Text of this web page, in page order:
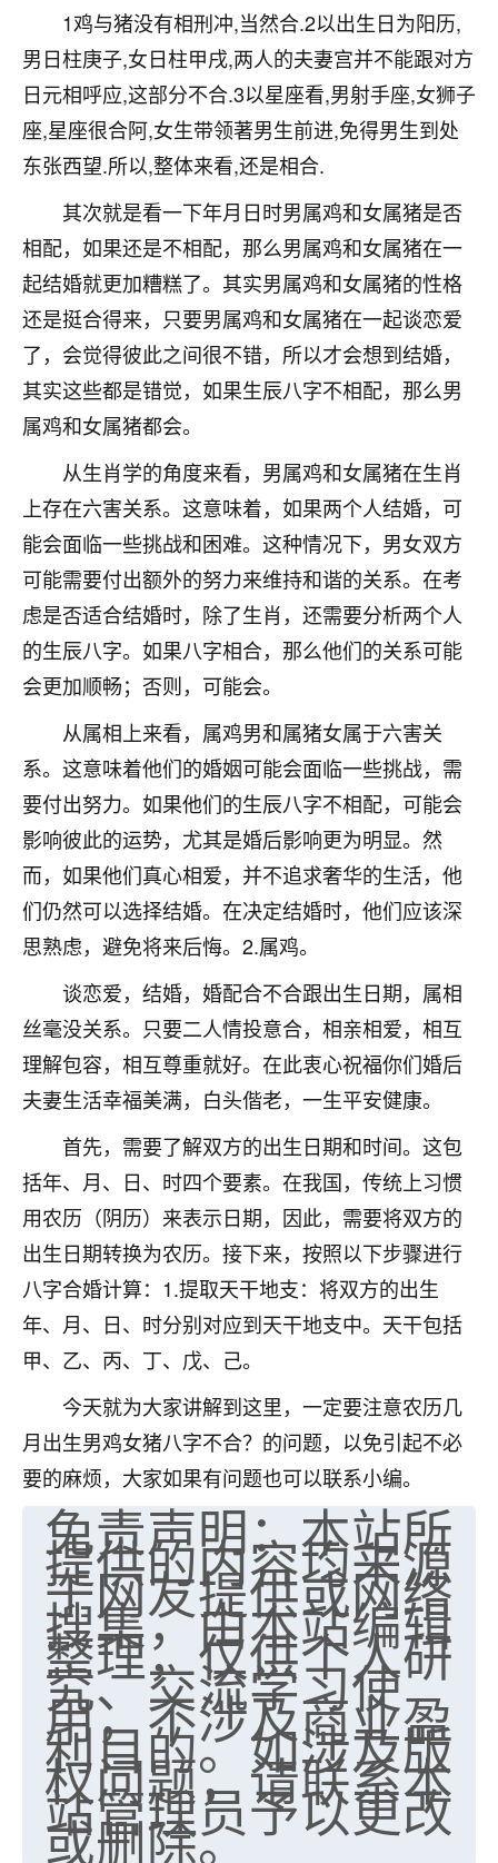
1鸡与猪没有相刑冲,当然合.2以出生日为阳历,
男日柱庚子,女日柱甲戌,两人的夫妻宫并不能跟对方
日元相呼应,这部分不合.3以星座看,男射手座,女狮子
座,星座很合阿,女生带领著男生前进,免得男生到处
东张西望.所以,整体来看,还是相合.
其次就是看一下年月日时男属鸡和女属猪是否
相配，如果还是不相配，那么男属鸡和女属猪在一
起结婚就更加糟糕了。其实男属鸡和女属猪的性格
还是挺合得来，只要男属鸡和女属猪在一起谈恋爱
了，会觉得彼此之间很不错，所以才会想到结婚，
其实这些都是错觉，如果生辰八字不相配，那么男
属鸡和女属猪都会。
从生肖学的角度来看，男属鸡和女属猪在生肖
上存在六害关系。这意味着，如果两个人结婚，可
能会面临一些挑战和困难。这种情况下，男女双方
可能需要付出额外的努力来维持和谐的关系。在考
虑是否适合结婚时，除了生肖，还需要分析两个人
的生辰八字。如果八字相合，那么他们的关系可能
会更加顺畅；否则，可能会。
从属相上来看，属鸡男和属猪女属于六害关
系。这意味着他们的婚姻可能会面临一些挑战，需
要付出努力。如果他们的生辰八字不相配，可能会
影响彼此的运势，尤其是婚后影响更为明显。然
而，如果他们真心相爱，并不追求奢华的生活，他
们仍然可以选择结婚。在决定结婚时，他们应该深
思熟虑，避免将来后悔。2.属鸡。
谈恋爱，结婚，婚配合不合跟出生日期，属相
丝毫没关系。只要二人情投意合，相亲相爱，相互
理解包容，相互尊重就好。在此衷心祝福你们婚后
夫妻生活幸福美满，白头偕老，一生平安健康。
首先，需要了解双方的出生日期和时间。这包
括年、月、日、时四个要素。在我国，传统上习惯
用农历（阴历）来表示日期，因此，需要将双方的
出生日期转换为农历。接下来，按照以下步骤进行
八字合婚计算：1.提取天干地支：将双方的出生
年、月、日、时分别对应到天干地支中。天干包括
甲、乙、丙、丁、戊、己。
今天就为大家讲解到这里，一定要注意农历几
月出生男鸡女猪八字不合？的问题，以免引起不必
要的麻烦，大家如果有问题也可以联系小编。
免责声明：本站所
提供的内容均来源
于网友提供或网络
搜集，由本站编辑
整理，仅供个人研
究、交流学习使
用，不涉及商业盈
利目的。如涉及版
权问题，请联系本
站管理员予以更改
或删除。
鹿森：恭喜升职加薪！！，请客吗？�
12小时前 来自北京 32
心心相印
我身体不太好，总是病病殃殃的，去检查又没什么大
题，后来无意中看到有人推荐慧来老师，跟老师聊过
之后，心情豁然开朗，也听老师建议，处理了一些因
果问题。今年以来，身体比以前好多，主要是心情好
了，老师说境随心转，现在深有体会了。
鹿森：是的，其实跟老师聊过之后，最大的感
触，首先就是心态会变好，万般皆是命，半点
不由人！
1天前 来自四川
金白水清
我也想找老师看看，有没有人给个联系方式的啊？
鹿森：慧来老师微信：gjsy0624
1天前 来自江西 12
青春168
2天前 来自山西 15
Jessica李
老师做不做超度法事？我想给我奶奶做超度，她今年
刚去世了。
七零老顽童：我母亲前年离世，刚开始我经常
做梦梦见她，后来也是朋友介绍，找到慧来老
师，安排了超度法事，做梦再也没有梦到过
了，一开始是半信半疑的，图个心安，给亡母
超度，现在看来，人不信也不行。
2天前 来自云南
优秀的张同学
老师收徒吗？？我对这些很感兴趣
2天前 来自山西 15